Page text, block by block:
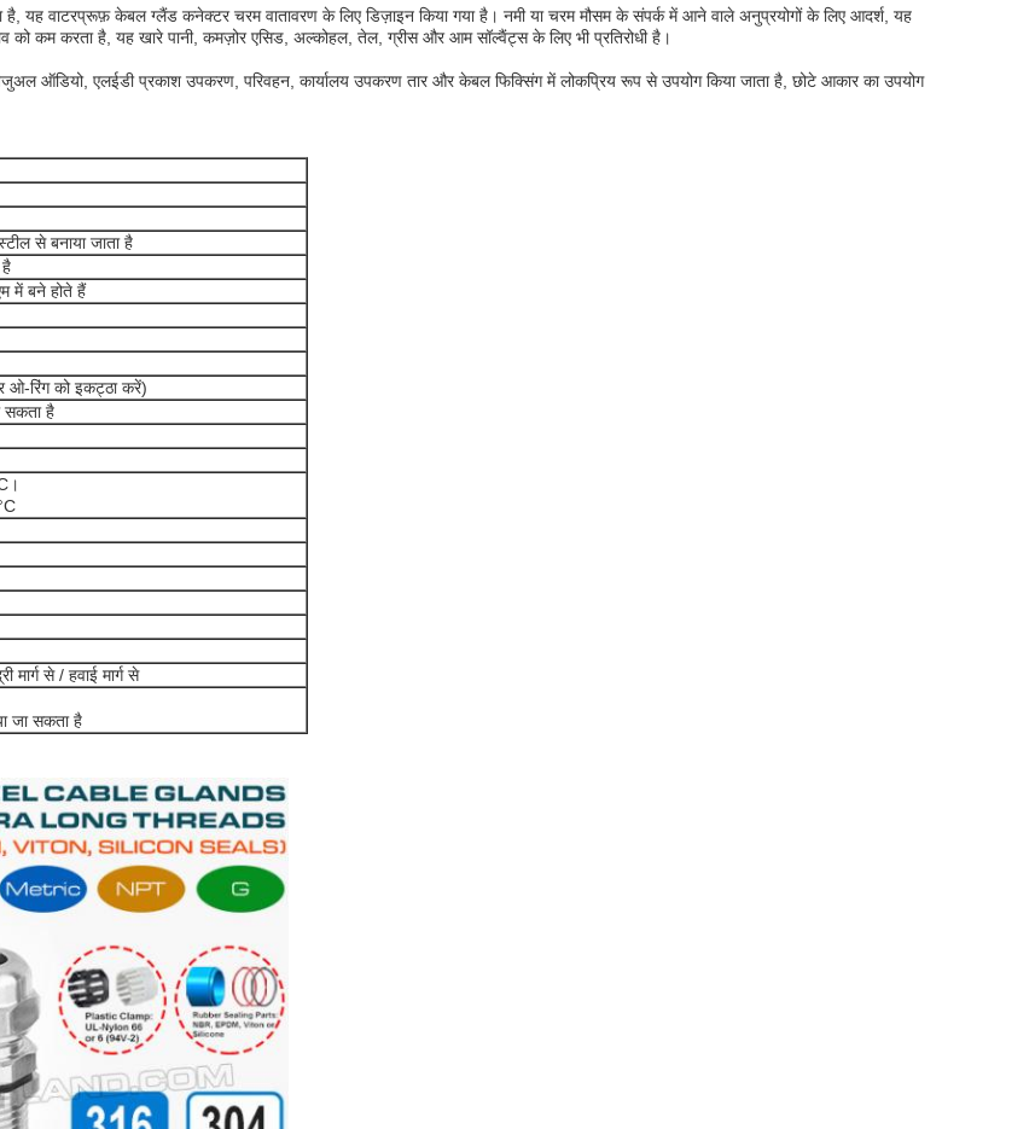
है, यह वाटरप्रूफ़ केबल ग्लैंड कनेक्टर चरम वातावरण के लिए डिज़ाइन किया गया है। नमी या चरम मौसम के संपर्क में आने वाले अनुप्रयोगों के लिए आदर्श, यह
कम करता है, यह खारे पानी, कमज़ोर एसिड, अल्कोहल, तेल, ग्रीस और आम सॉल्वैंट्स के लिए भी प्रतिरोधी है।
ऑडियो, एलईडी प्रकाश उपकरण, परिवहन, कार्यालय उपकरण तार और केबल फिक्सिंग में लोकप्रिय रूप से उपयोग किया जाता है, छोटे आकार का उपयोग
से बनाया जाता है
में बने होते हैं
ओ-रिंग को इकट्ठा करें)
सकता है
से / हवाई मार्ग से
जा सकता है